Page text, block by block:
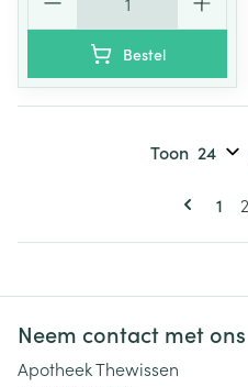
Bestel
U
1 2
Toon
Neem contact met
Apotheek Thewissen